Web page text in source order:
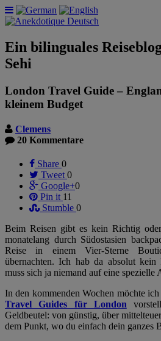
Ein bilinguales
Sehi
London Travel Guide –
kleinem Budget
Clemens
20 Kommentare
Share 0
Tweet 0
Google+0
Pin it 11
Stumble 0
Beim Reisen gibt es kein Richtig
monatelang durch Südostasien
Reise in einem Vier-Sterne
übernachten. Ich hab da absolut kein
muss sich ja niemand auf eine spezielle
In den kommenden Wochen möchte
Travel Guides für London
Geldbeutel: von günstig, über
dem Punkt, wo du einfach dein ganzes